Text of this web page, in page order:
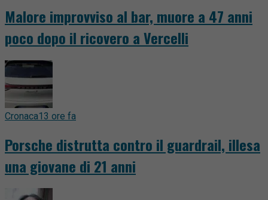
Malore improvviso al bar, muore a 47 anni
poco dopo il ricovero a Vercelli
Cronaca13 ore fa
Porsche distrutta contro il guardrail, illesa
una giovane di 21 anni